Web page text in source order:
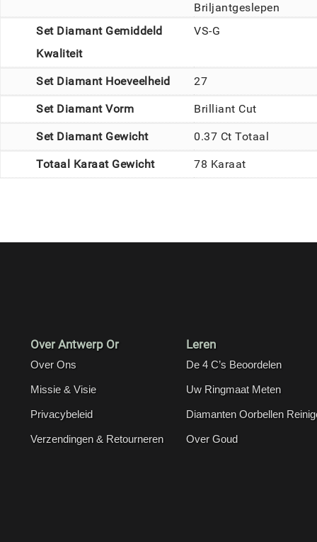
Briljantgeslepen
Set Diamant Gemiddeld
Kwaliteit
VS-G
Set Diamant Hoeveelheid 27
Set Diamant Vorm Brilliant Cut
Set Diamant Gewicht 0.37 Ct Totaal
Totaal Karaat Gewicht 78 Karaat
Over Antwerp Or
Over Ons
Missie & Visie
Privacybeleid
Verzendingen & Retourneren
Leren
De 4 C’s Beoordelen
Uw Ringmaat Meten
Diamanten Oorbellen
Over Goud